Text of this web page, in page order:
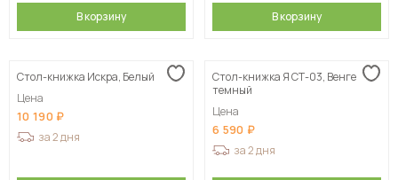
В корзину В корзину
Стол-книжка Искра, Белый
Цена
10 190
за 2 дня
Стол-книжка Я СТ-03, Венге
темный
Цена
6 590
за 2 дня